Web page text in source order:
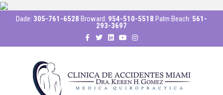
Dade: 305-761-6528 Broward: 954-510-5518 Palm Beach: 561-
293-3697
c
o
k
T
w
i
r
n
i
n
Y
o
u
e
s
r
a
m